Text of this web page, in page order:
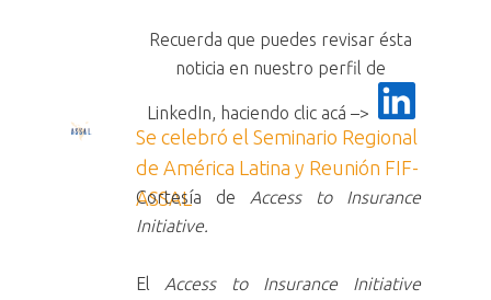
Recuerda que puedes revisar ésta
noticia en nuestro perfil de
LinkedIn, haciendo clic acá –>
Se celebró el Seminario Regional
de América Latina y Reunión FIF-
ASSAL
Cortesía de Access to Insurance
Initiative.
El Access to Insurance Initiative